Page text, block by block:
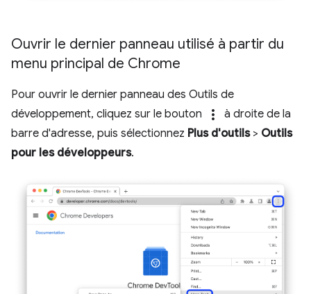
Ouvrir le dernier panneau utilisé à partir du
menu principal de Chrome
Pour ouvrir le dernier panneau des Outils de
développement, cliquez sur le bouton
more_vert
à droite de la
barre d'adresse, puis sélectionnez Plus d'outils> Outils
pour les développeurs.